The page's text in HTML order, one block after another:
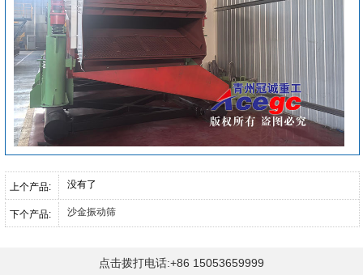
上个产品: 没有了
下个产品: 沙金振动筛
点击拨打电话:+86 15053659999